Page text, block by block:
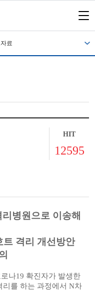
료
HIT
12595
병원으로 이송해
트 격리 개선방안
나19 확진자가 발생한
리를 하는 과정에서 N차